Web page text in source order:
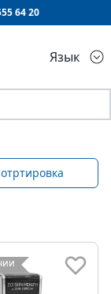
64 20
Язык